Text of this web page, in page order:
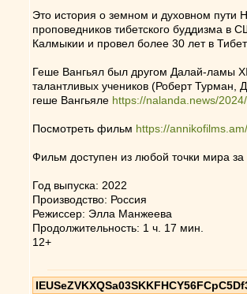
Это история о земном и духовном пути
проповедников тибетского буддизма
Калмыкии и провел более 30 лет в
Геше Вангьял был другом Далай-ламы
талантливых учеников (Роберт
геше Вангьяле https://nalanda.news/
Посмотреть фильм https://
Фильм доступен из любой точки мира за
Год выпуска: 2022
Производство: Россия
Режиссер: Элла Манжеева
Продолжительность: 1 ч. 17 мин.
12+